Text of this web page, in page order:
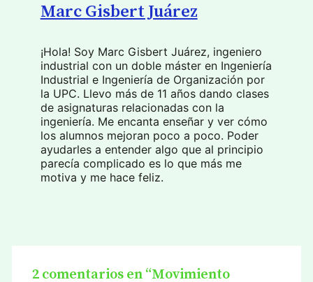
Marc Gisbert Juárez
¡Hola! Soy Marc Gisbert Juárez, ingeniero
industrial con un doble máster en Ingeniería
Industrial e Ingeniería de Organización por
la UPC. Llevo más de 11 años dando clases
de asignaturas relacionadas con la
ingeniería. Me encanta enseñar y ver cómo
los alumnos mejoran poco a poco. Poder
ayudarles a entender algo que al principio
parecía complicado es lo que más me
motiva y me hace feliz.
2 comentarios en “Movimiento